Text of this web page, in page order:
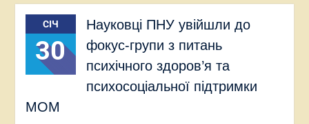
СІЧ
30
Науковці ПНУ увійшли до
фокус-групи з питань
психічного здоров’я та
психосоціальної підтримки
МОМ